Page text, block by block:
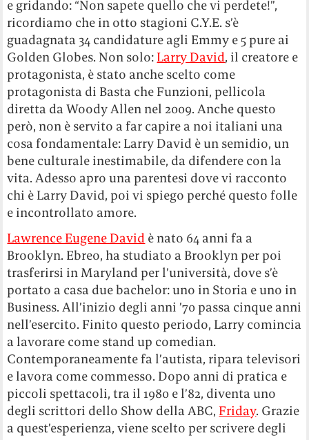
e gridando: “Non sapete quello che vi perdete!”,
ricordiamo che in otto stagioni C.Y.E. s’è
guadagnata 34 candidature agli Emmy e 5 pure ai
Golden Globes. Non solo: Larry David, il creatore e
protagonista, è stato anche scelto come
protagonista di Basta che Funzioni, pellicola
diretta da Woody Allen nel 2009. Anche questo
però, non è servito a far capire a noi italiani una
cosa fondamentale: Larry David è un semidio, un
bene culturale inestimabile, da difendere con la
vita. Adesso apro una parentesi dove vi racconto
chi è Larry David, poi vi spiego perché questo folle
e incontrollato amore.
Lawrence Eugene David è nato 64 anni fa a
Brooklyn. Ebreo, ha studiato a Brooklyn per poi
trasferirsi in Maryland per l’università, dove s’è
portato a casa due bachelor: uno in Storia e uno in
Business. All’inizio degli anni ’70 passa cinque anni
nell’esercito. Finito questo periodo, Larry comincia
a lavorare come stand up comedian.
Contemporaneamente fa l’autista, ripara televisori
e lavora come commesso. Dopo anni di pratica e
piccoli spettacoli, tra il 1980 e l’82, diventa uno
degli scrittori dello Show della ABC, Friday. Grazie
a quest’esperienza, viene scelto per scrivere degli